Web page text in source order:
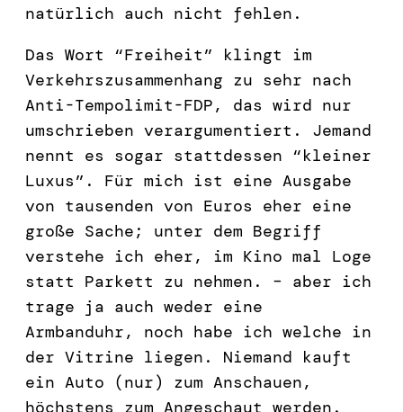
natürlich auch nicht fehlen.
Das Wort “Freiheit” klingt im
Verkehrszusammenhang zu sehr nach
Anti-Tempolimit-FDP, das wird nur
umschrieben verargumentiert. Jemand
nennt es sogar stattdessen “kleiner
Luxus”. Für mich ist eine Ausgabe
von tausenden von Euros eher eine
große Sache; unter dem Begriff
verstehe ich eher, im Kino mal Loge
statt Parkett zu nehmen. – aber ich
trage ja auch weder eine
Armbanduhr, noch habe ich welche in
der Vitrine liegen. Niemand kauft
ein Auto (nur) zum Anschauen,
höchstens zum Angeschaut werden.